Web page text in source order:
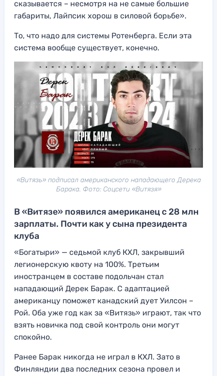
сказывается – несмотря на не самые большие
габариты, Лайпсик хорош в силовой борьбе».
То, что надо для системы Ротенберга. Если эта
система вообще существует, конечно.
«Витязь» подписал американского нападающего Дерека
Барака. Фото: Соцсети «Витязя»
В «Витязе» появился американец с 28 млн
зарплаты. Почти как у сына президента
клуба
«Богатыри» — седьмой клуб КХЛ, закрывший
легионерскую квоту на 100%. Третьим
иностранцем в составе подольчан стал
нападающий Дерек Барак. С адаптацией
американцу поможет канадский дует Уилсон –
Рой. Оба уже год как за «Витязь» играют, так что
взять новичка под свой контроль они могут
спокойно.
Ранее Барак никогда не играл в КХЛ. Зато в
Финляндии два последних сезона провел и